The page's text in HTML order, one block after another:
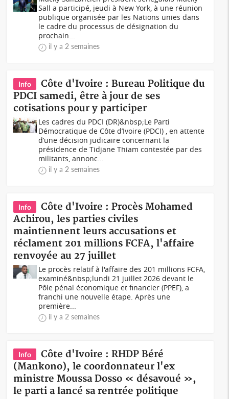
Sall a participé, jeudi à New York, à une réunion
publique organisée par les Nations unies dans
le cadre du processus de désignation du
prochain...
il y a 2 semaines
Info
Côte d'Ivoire : Bureau Politique du
PDCI samedi, être à jour de ses
cotisations pour y participer
Les cadres du PDCI (DR)&nbsp;Le Parti
Démocratique de Côte d’Ivoire (PDCI) , en attente
d’une décision judicaire concernant la
présidence de Tidjane Thiam contestée par des
militants, annonc...
il y a 2 semaines
Info
Côte d'Ivoire : Procès Mohamed
Achirou, les parties civiles
maintiennent leurs accusations et
réclament 201 millions FCFA, l'affaire
renvoyée au 27 juillet
Le procès relatif à l'affaire des 201 millions FCFA,
examiné&nbsp;lundi 21 juillet 2026 devant le
Pôle pénal économique et financier (PPEF), a
franchi une nouvelle étape. Après une
première...
il y a 2 semaines
Info
Côte d'Ivoire : RHDP Béré
(Mankono), le coordonnateur l'ex
ministre Moussa Dosso « désavoué »,
le parti a lancé sa rentrée politique